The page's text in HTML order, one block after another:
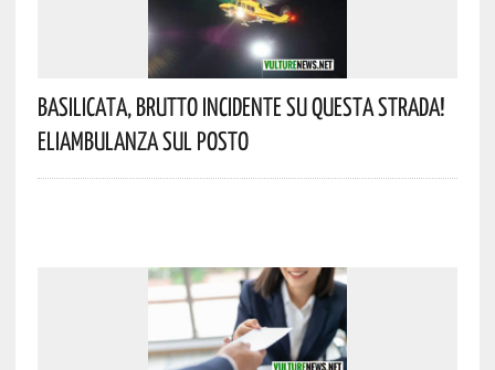
Basilicata, Brutto Incidente Su Questa Strada!
Eliambulanza Sul Posto